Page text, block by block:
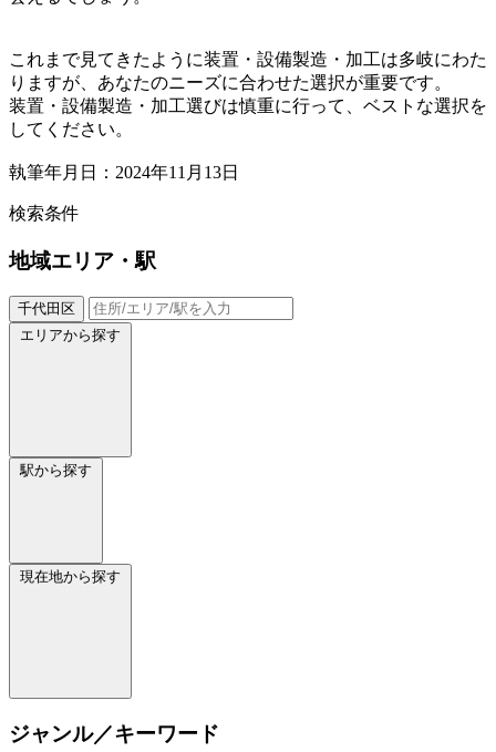
これまで見てきたように装置・設備製造・加工は多岐にわた
りますが、あなたのニーズに合わせた選択が重要です。
装置・設備製造・加工選びは慎重に行って、ベストな選択を
してください。
執筆年月日：2024年11月13日
検索条件
地域エリア・駅
千代田区
エリアから探す
駅から探す
現在地から探す
ジャンル／キーワード